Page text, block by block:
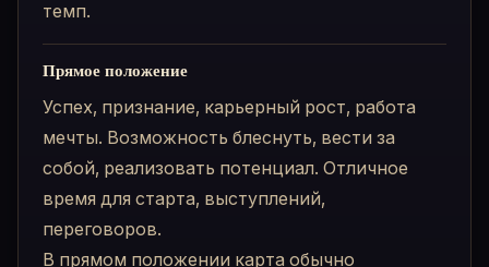
темп.
Прямое положение
Успех, признание, карьерный рост, работа
мечты. Возможность блеснуть, вести за
собой, реализовать потенциал. Отличное
время для старта, выступлений,
переговоров.
В прямом положении карта обычно